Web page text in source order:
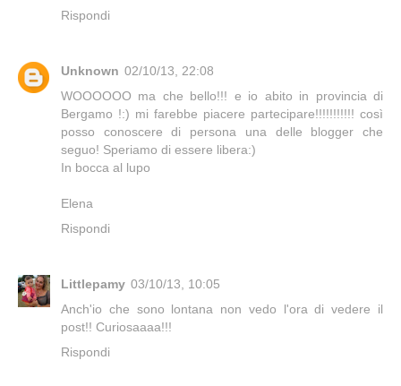
Rispondi
Unknown 02/10/13, 22:08
WOOOOOO ma che bello!!! e io abito in provincia di
Bergamo !:) mi farebbe piacere partecipare!!!!!!!!!!! così
posso conoscere di persona una delle blogger che
seguo! Speriamo di essere libera:)
In bocca al lupo
Elena
Rispondi
Littlepamy 03/10/13, 10:05
Anch'io che sono lontana non vedo l'ora di vedere il
post!! Curiosaaaa!!!
Rispondi